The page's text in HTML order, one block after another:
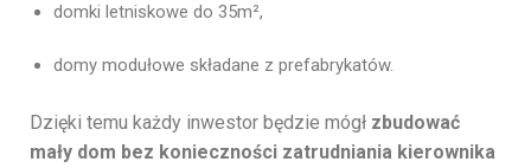
domki letniskowe do 35m²,
domy modułowe składane z prefabrykatów.
Dzięki temu każdy inwestor będzie mógł zbudować
mały dom bez konieczności zatrudniania kierownika